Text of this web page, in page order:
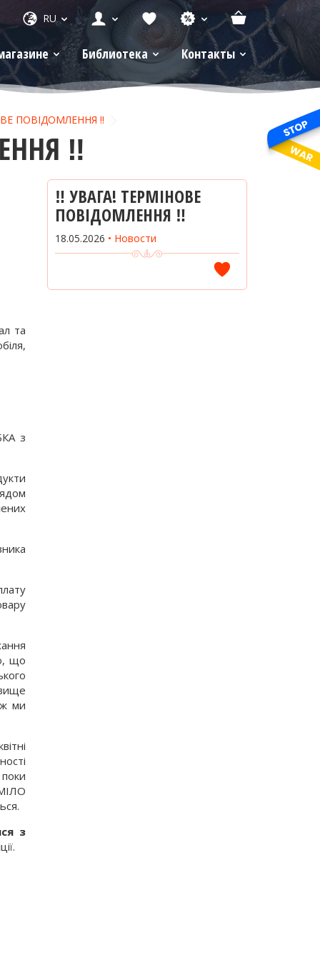
RU
Библиотека Контакты
ПОВІДОМЛЕННЯ ‼️
‼️
‼️ УВАГА! ТЕРМІНОВЕ
ПОВІДОМЛЕННЯ ‼️
18.05.2026 Новости
та
з
що
ми
з